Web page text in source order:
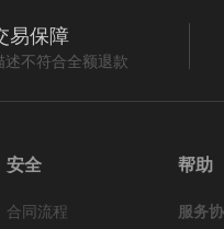
易保障
述不符合全额退款
安全
合同流程
帮助
服务